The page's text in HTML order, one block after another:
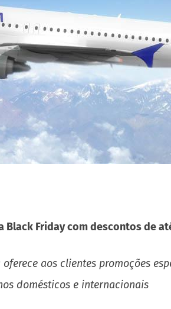
Black Friday com descontos de
aos clientes promoções
domésticos e internacionais